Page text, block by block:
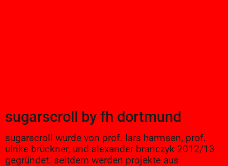
sugarscroll by fh dortmund
sugarscroll wurde von prof. lars harmsen, prof.
ulrike brückner, und alexander branczyk 2012/13
gegründet. seitdem werden projekte aus